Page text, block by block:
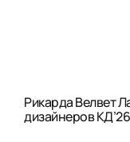
Рикарда Велвет
дизайнеров КД’26